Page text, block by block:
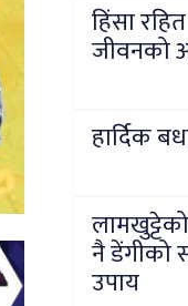
हिंसा
जीवनको
हार्दिक
नै डेंगीको
उपाय